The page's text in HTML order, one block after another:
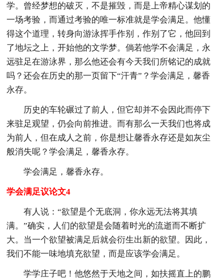
学。曾经梦想的破灭，不是摧毁，而是上帝精心谋划的
一场考验，而通过考验的唯一标准就是学会满足。他懂
得这个道理，转身向游泳挥手作别，作别了它，他回到
了地坛之上，开始他的文学梦。倘若他学不会满足，永
远驻足在游泳界，那么他还会有今天我们所铭记的成就
吗？还会在历史的那一页留下“汗青”？学会满足，馨香
永存。
历史的车轮碾过了前人，但它却并不会因此而停下
来驻足观望，仍会向前推进。而有那么一天我们也将成
为前人，但在成人之前，你是想让馨香永存还是如灰尘
般消失呢？学会满足，馨香永存。
学会满足，馨香永存。
学会满足议论文4
有人说：“欲望是个无底洞，你永远无法将其填
满。”确实，人们的欲望是会随着时光的流逝而不断扩
大。当一个欲望被满足后就会衍生出新的欲望。因此，
我们不能一味地填充欲望，而是应该学会满足。
学学庄子吧！他悠然于天地之间，如扶摇直上的鹏